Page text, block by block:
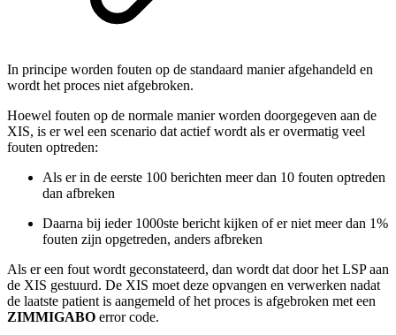
In principe worden fouten op de standaard manier afgehandeld en
wordt het proces niet afgebroken.
Hoewel fouten op de normale manier worden doorgegeven aan de
XIS, is er wel een scenario dat actief wordt als er overmatig veel
fouten optreden:
Als er in de eerste 100 berichten meer dan 10 fouten optreden
dan afbreken
Daarna bij ieder 1000ste bericht kijken of er niet meer dan 1%
fouten zijn opgetreden, anders afbreken
Als er een fout wordt geconstateerd, dan wordt dat door het LSP aan
de XIS gestuurd. De XIS moet deze opvangen en verwerken nadat
de laatste patient is aangemeld of het proces is afgebroken met een
ZIMMIGABO error code.